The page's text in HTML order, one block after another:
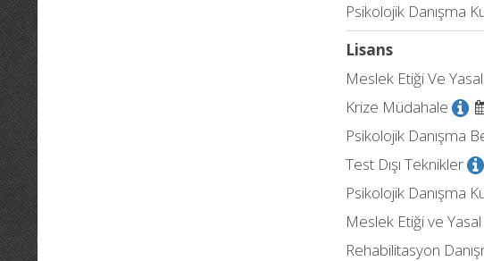
Psikolojik Danışma
Lisans
Meslek Etiği Ve
Krize Müdahale
Psikolojik Danışma
Test Dışı Teknikler
Psikolojik Danışma
Meslek Etiği ve
Rehabilitasyon